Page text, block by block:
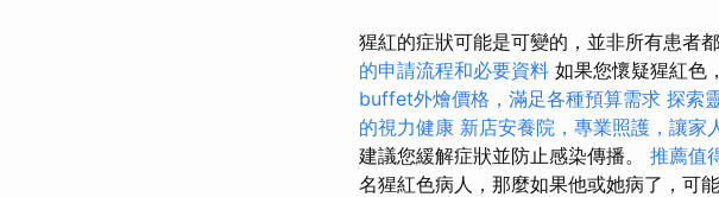
猩紅的症狀可能是可變的，並非所有患者
的申請流程和必要資料 如果您懷疑猩紅色
buffet外燴價格，滿足各種預算需求 探索
的視力健康 新店安養院，專業照護，讓家
建議您緩解症狀並防止感染傳播。 推薦值
名猩紅色病人，那麼如果他或她病了，可